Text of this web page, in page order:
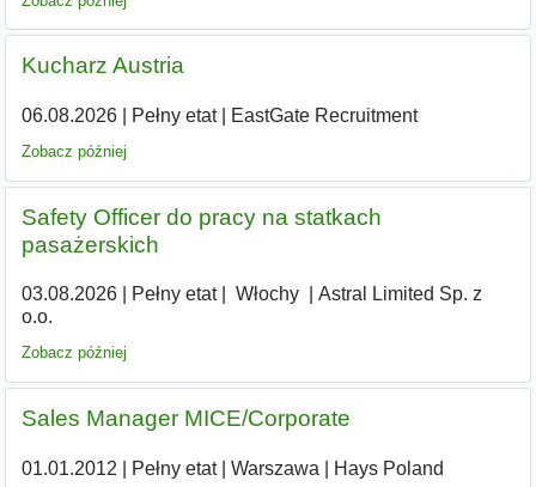
Kucharz Austria
06.08.2026| Pełny etat| EastGate Recruitment
Zobacz później
Safety Officer do pracy na statkach
pasażerskich
03.08.2026| Pełny etat| Włochy
Astral Limited Sp. z
o.o.
Zobacz później
Sales Manager MICE/Corporate
01.01.2012 Pełny etat| Warszawa Hays Poland